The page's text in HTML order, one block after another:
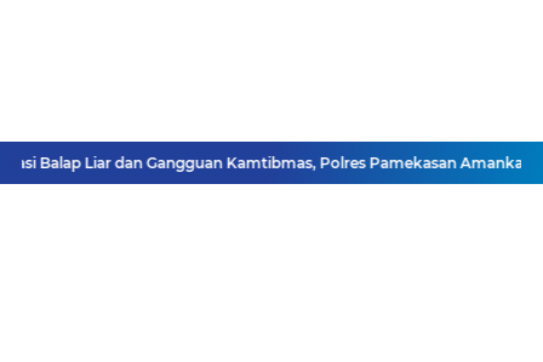
Balap Liar dan Gangguan Kamtibmas, Polres Pamekasan Amankan 62